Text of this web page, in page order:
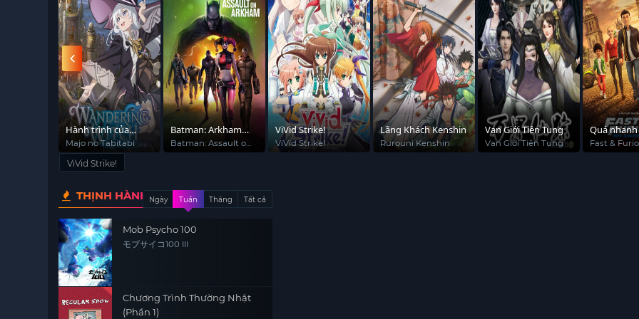
Hành trình của
Elaina
Majo no Tabitabi
Batman: Arkham
Thất Thủ
Batman: Assault on
ViVid Strike!
ViVid Strike!
Lãng Khách Kenshin
Rurouni Kenshin
Vạn Giới Tiên Tung
Vạn Giới Tiên Tung
Quá
nguy
Fast &
ViVid Strike!
THỊNH HÀNH Ngày Tuần Tháng Tất cả
Mob Psycho 100
モブサイコ100 III
Chương Trình Thường Nhật
(Phần 1)